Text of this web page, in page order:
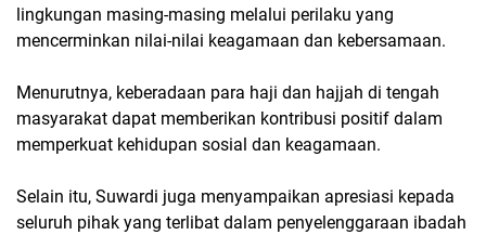
lingkungan masing-masing melalui perilaku yang
mencerminkan nilai-nilai keagamaan dan kebersamaan.
Menurutnya, keberadaan para haji dan hajjah di tengah
masyarakat dapat memberikan kontribusi positif dalam
memperkuat kehidupan sosial dan keagamaan.
Selain itu, Suwardi juga menyampaikan apresiasi kepada
seluruh pihak yang terlibat dalam penyelenggaraan ibadah